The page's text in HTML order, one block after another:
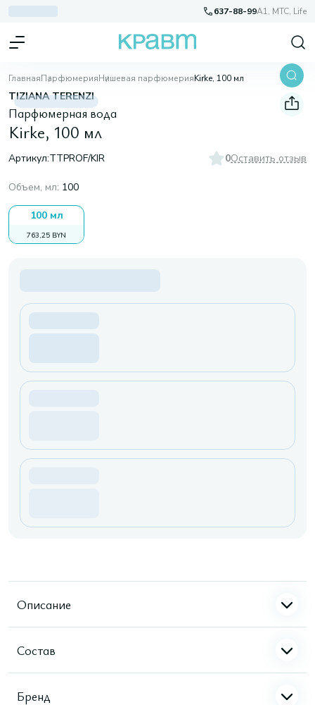
637-88-99A1, МТС, Life
ГлавнаяПарфюмерияНишевая парфюмерияKirke, 100 мл
TIZIANA TERENZI
Парфюмерная вода
Kirke, 100 мл
Артикул:TTPROF/KIR 0Оставить отзыв
Объем, мл: 100
100 мл
763,25 BYN
Описание
Состав
Бренд